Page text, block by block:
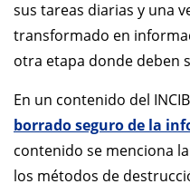
sus tareas diarias y una
transformado en
otra etapa donde deben
En un contenido del
borrado seguro de la
contenido se menciona
los métodos de